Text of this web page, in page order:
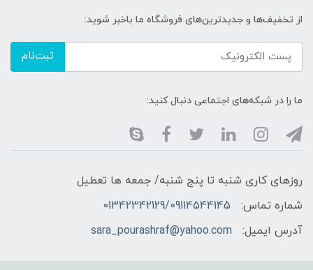
از تخفیف‌ها و جدیدترین‌های فروشگاه ما باخبر شوید:
ثبت‌نام
ما را در شبکه‌های اجتماعی دنبال کنید:
روزهای کاری شنبه تا پنج شنبه/ جمعه ها تعطیل
شماره تماس:
01342342129/09114544145
آدرس ایمیل:
sara_pourashraf@yahoo.com